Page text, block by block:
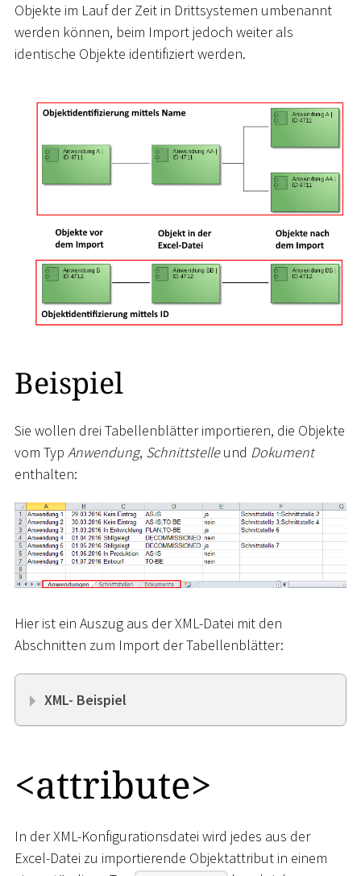
Objekte im Lauf der Zeit in Drittsystemen umbenannt
werden können, beim Import jedoch weiter als
identische Objekte identifiziert werden.
Beispiel
Sie wollen drei Tabellenblätter importieren, die Objekte
vom Typ Anwendung, Schnittstelleund Dokument
enthalten:
Hier ist ein Auszug aus der XML-Datei mit den
Abschnitten zum Import der Tabellenblätter:
XML- Beispiel
<attribute>
In der XML-Konfigurationsdatei wird jedes aus der
Excel-Datei zu importierende Objektattribut in einem